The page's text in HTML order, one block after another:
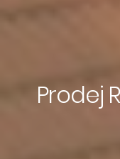
Prodej